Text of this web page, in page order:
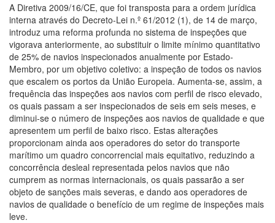
A Diretiva 2009/16/CE, que foi transposta para a ordem jurídica
interna através do Decreto-Lei n.º 61/2012 (1), de 14 de março,
introduz uma reforma profunda no sistema de inspeções que
vigorava anteriormente, ao substituir o limite mínimo quantitativo
de 25% de navios inspecionados anualmente por Estado-
Membro, por um objetivo coletivo: a inspeção de todos os navios
que escalem os portos da União Europeia. Aumenta-se, assim, a
frequência das inspeções aos navios com perfil de risco elevado,
os quais passam a ser inspecionados de seis em seis meses, e
diminui-se o número de inspeções aos navios de qualidade e que
apresentem um perfil de baixo risco. Estas alterações
proporcionam ainda aos operadores do setor do transporte
marítimo um quadro concorrencial mais equitativo, reduzindo a
concorrência desleal representada pelos navios que não
cumprem as normas internacionais, os quais passarão a ser
objeto de sanções mais severas, e dando aos operadores de
navios de qualidade o benefício de um regime de inspeções mais
leve.